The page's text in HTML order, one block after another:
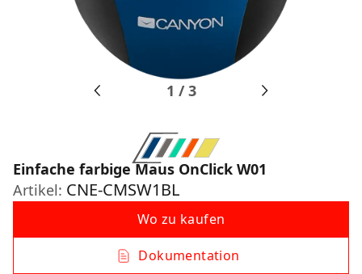
1 /3
Einfache farbige Maus OnClick W01
Artikel: CNE-CMSW1BL
Wo zu kaufen
Dokumentation